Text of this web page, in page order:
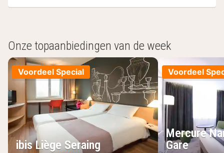
Onze topaanbiedingen van de week
Voordeel Special
ibis Liège Seraing
Voordeel
Mercure
Gare